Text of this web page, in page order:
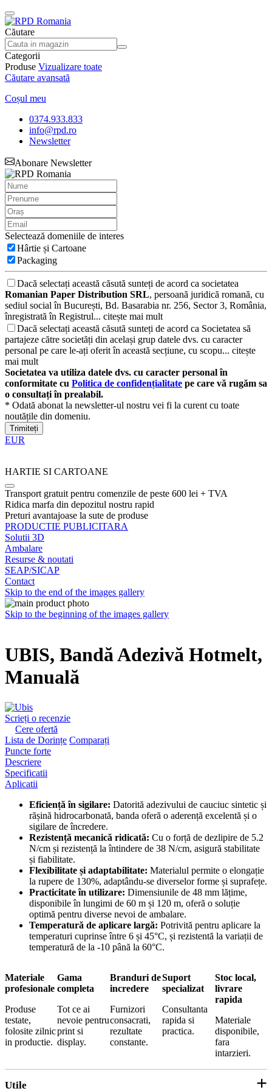
Căutare
Categorii
Produse Vizualizare toate
Căutare avansată
Coșul meu
0374.933.833
info@rpd.ro
Newsletter
Abonare Newsletter
Selectează domeniile de interes
Hârtie și Cartoane
Packaging
Dacă selectați această căsută sunteți de acord ca societatea
Romanian Paper Distribution SRL, persoană juridică romană, cu
sediul social în București, Bd. Basarabia nr. 256, Sector 3, România,
înregistrată în Registrul... citește mai mult
Dacă selectați această căsută sunteți de acord ca Societatea să
partajeze către societăți din același grup datele dvs. cu caracter
personal pe care le-ați oferit în această secțiune, cu scopu... citește
mai mult
Societatea va utiliza datele dvs. cu caracter personal în
conformitate cu Politica de confidențialitate pe care vă rugăm sa
o consultați în prealabil.
* Odată abonat la newsletter-ul nostru vei fi la curent cu toate
noutățile din domeniu.
Trimiteți
EUR
HARTIE SI CARTOANE
Transport gratuit pentru comenzile de peste 600 lei + TVA
Ridica marfa din depozitul nostru rapid
Preturi avantajoase la sute de produse
PRODUCTIE PUBLICITARA
Solutii 3D
Ambalare
Resurse & noutati
SEAP/SICAP
Contact
Skip to the end of the images gallery
Skip to the beginning of the images gallery
UBIS, Bandă Adezivă Hotmelt,
Manuală
Scrieți o recenzie
Cere ofertă
Lista de Dorințe Comparați
Puncte forte
Descriere
Specificatii
Aplicatii
Eficiență în sigilare: Datorită adezivului de cauciuc sintetic și
rășină hidrocarbonată, banda oferă o aderență excelentă și o
sigilare de încredere.
Rezistență mecanică ridicată: Cu o forță de dezlipire de 5.2
N/cm și rezistență la întindere de 38 N/cm, asigură stabilitate
și fiabilitate.
Flexibilitate și adaptabilitate: Materialul permite o elongație
la rupere de 130%, adaptându-se diverselor forme și suprafețe.
Practicitate în utilizare: Dimensiunile de 48 mm lățime,
disponibile în lungimi de 60 m și 120 m, oferă o soluție
optimă pentru diverse nevoi de ambalare.
Temperatură de aplicare largă: Potrivită pentru aplicare la
temperaturi cuprinse între 6 și 45°C, și rezistentă la variații de
temperatură de la -10 până la 60°C.
Materiale
profesionale
Produse
testate,
folosite zilnic
in productie.
Gama
completa
Tot ce ai
nevoie pentru
print si
display.
Branduri de
incredere
Furnizori
consacrati,
rezultate
constante.
Suport
specializat
Consultanta
rapida si
practica.
Stoc local,
livrare
rapida
Materiale
disponibile,
fara
intarzieri.
Utile